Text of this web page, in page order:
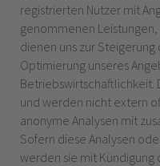
registrierten Nutzer mit
genommenen
dienen uns zur
Optimierung unseres
Betriebswirtschaftlichkeit.
und werden nicht extern
anonyme Analysen mit
Sofern diese Analysen
werden sie mit